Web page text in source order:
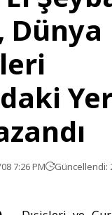
Dünya
7:26 PM Güncellendi: